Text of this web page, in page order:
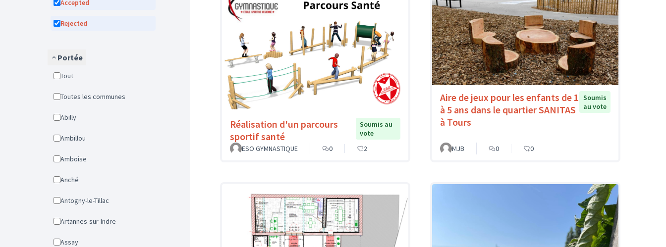
Accepted
Rejected
Portée
Tout
Toutes les communes
Abilly
Ambillou
Amboise
Anché
Antogny-le-Tillac
Artannes-sur-Indre
Assay
Réalisation d'un parcours
sportif santé
Soumis au
vote
ESO GYMNASTIQUE
0 2
Aire de jeux pour les enfants de 1
à 5 ans dans le quartier SANITAS
à Tours
Soumis
au vote
MJB 0 0